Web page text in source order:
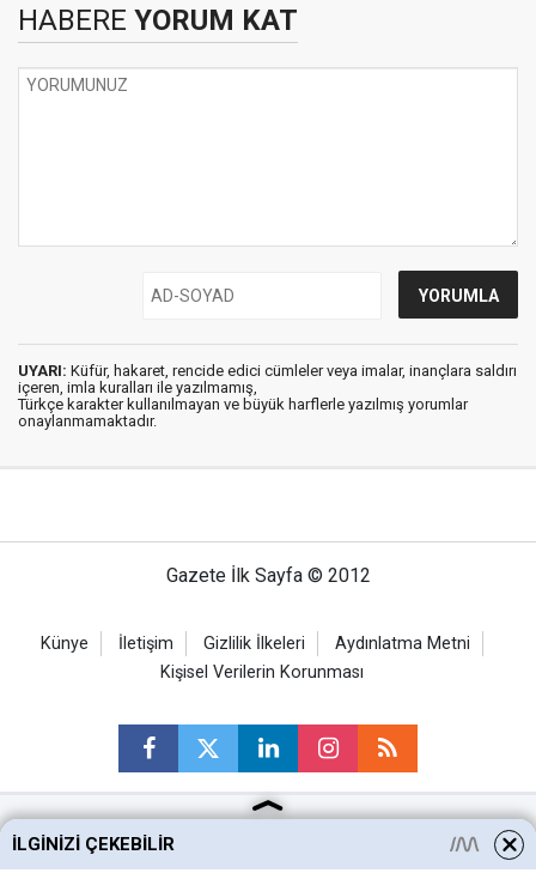
HABERE YORUM KAT
UYARI: Küfür, hakaret, rencide edici cümleler veya imalar, inançlara saldırı
içeren, imla kuralları ile yazılmamış,
Türkçe karakter kullanılmayan ve büyük harflerle yazılmış yorumlar
onaylanmamaktadır.
Gazete İlk Sayfa © 2012
Künye İletişim Gizlilik İlkeleri
Aydınlatma Metni
Kişisel Verilerin Korunması
Ankara Haberleri
İLGINIZI ÇEKEBILIR